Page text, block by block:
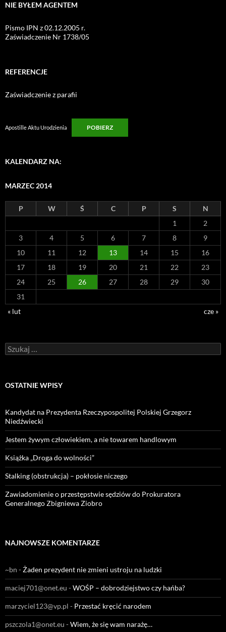
NIE BYŁEM AGENTEM
Pismo IPN z 02.12.2005 r.
Zaświadczenie Nr 1738/05
REFERENCJE
Zaświadczenie z parafii
Apostille Aktu Urodzienia POBIERZ
KALENDARZ NA:
MARZEC 2014
P W Ś C P S
N
1
2
3
4 5 6 7 8
9
10
11 12 13 14 15
16
17
18 19 20 21 22
23
24
25 26 27 28 29
30
31
« lut
cze »
Szukaj:
OSTATNIE WPISY
Kandydat na Prezydenta Rzeczypospolitej Polskiej Grzegorz
Niedźwiecki
Jestem żywym człowiekiem, a nie towarem handlowym
Książka „Droga do wolności”
Stalking (obstrukcja) – pokłosie niczego
Zawiadomienie o przestępstwie sędziów do Prokuratora
Generalnego Zbigniewa Ziobro
NAJNOWSZE KOMENTARZE
~bn -Żaden prezydent nie zmieni ustroju na ludzki
maciej701@onet.eu -WOŚP – dobrodziejstwo czy hańba?
marzyciel123@vp.pl - Przestać kręcić narodem
pszczola1@onet.eu -Wiem, że się wam narażę…